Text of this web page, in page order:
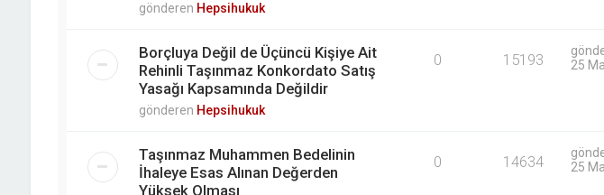
gönderen Hepsihukuk
Borçluya Değil de Üçüncü Kişiye Ait
Rehinli Taşınmaz Konkordato Satış
Yasağı Kapsamında Değildir
gönderen Hepsihukuk
0 15193
25
Taşınmaz Muhammen Bedelinin
İhaleye Esas Alınan Değerden
Yüksek Olması
0 14634
25